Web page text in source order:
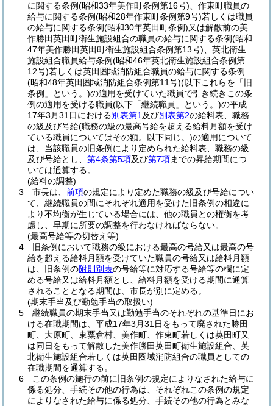
に関する条例(昭和33年美作町条例第16号) 、作東町職員の
給与に関する条例(昭和28年作東町条例第9号)若しくは職員
の給与に関する条例(昭和30年英田町条例)又は解散前の美
作勝田英田町衛生施設組合の職員の給与に関する条例(昭和
47年美作勝田英田町衛生施設組合条例第13号) 、英北衛生
施設組合職員給与条例(昭和46年英北衛生施設組合条例第
12号)若しくは英田圏域消防組合職員の給与に関する条例
(昭和48年英田圏域消防組合条例第11号)(以下これらを「旧
条例」という。)の適用を受けていた職員で引き続きこの条
例の適用を受ける職員(以下「継続職員」という。)の平成
17年3月31日における別表第1 及び別表第2の給料表、職務
の級及び号給(職務の級の最高号給を超える給料月額を受け
ている職員についてはその額。以下同じ。)の適用について
は、当該職員の旧条例により定められた給料表、職務の級
及び号給とし、 第4条第5項及び第7項までの昇給期間につ
いては通算する。
(給料の調整)
3
市長は、 前項の規定により定めた職務の級及び号給につい
て、継続職員の間にそれぞれ適用を受けた旧条例の相違に
より不均衡が生じている場合には、他の職員との権衡を考
慮し、早期に所要の調整を行わなければならない。
(最高号給等の切替え等)
4
旧条例において職務の級における最高の号給又は最高の号
給を超える給料月額を受けていた職員の号給又は給料月額
は、旧条例の附則別表の号給等に対応する号給等の欄に定
める号給又は給料月額とし、給料月額を受ける期間に通算
されることとなる期間は、市長が別に定める。
(期末手当及び勤勉手当の取扱い)
5
継続職員の期末手当又は勤勉手当のそれぞれの基準日にお
ける在職期間は、平成17年3月31日をもって廃された勝田
町、大原町、東粟倉村、美作町、作東町若しくは英田町又
は同日をもって解散した美作勝田英田町衛生施設組合、英
北衛生施設組合若しくは英田圏域消防組合の職員としての
在職期間を通算する。
6
この条例の施行の前に旧条例の規定によりなされた給与に
係る処分、手続その他の行為は、それぞれこの条例の規定
によりなされた給与に係る処分、手続その他の行為とみな